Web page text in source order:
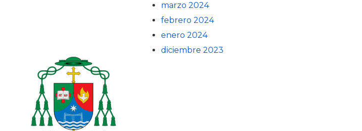
marzo 2024
febrero 2024
enero 2024
diciembre 2023